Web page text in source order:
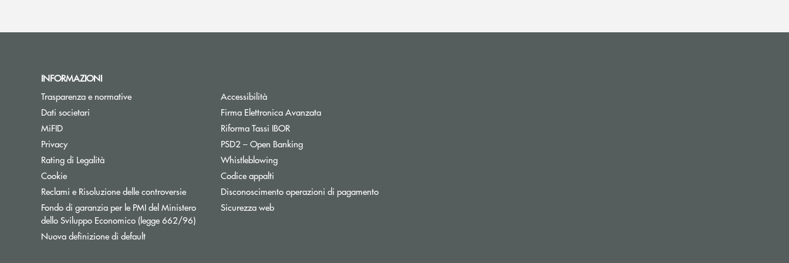
INFORMAZIONI
Trasparenza e normative
Dati societari
MiFID
Privacy
Rating di Legalità
Cookie
Reclami e Risoluzione delle controversie
Fondo di garanzia per le PMI del Ministero
dello Sviluppo Economico (legge 662/96)Apre una nuova finestra
Nuova definizione di default
Accessibilità
Firma Elettronica Avanzata
Riforma Tassi IBOR
PSD2 – Open BankingApre una nuova finestra
WhistleblowingApre una nuova finestra
Codice appalti
Disconoscimento operazioni di pagamento
Sicurezza web